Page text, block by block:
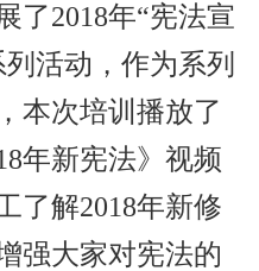
了2018年“宪法宣
活动，作为系列
本次培训播放了
年新宪法》视频
了解2018年新修
强大家对宪法的